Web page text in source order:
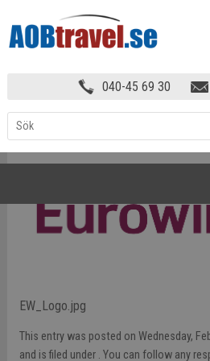
040-45 69 30
EW_LOGO
EW_Logo.jpg
This entry was posted on Wednesday,
and is filed under . You can follow any